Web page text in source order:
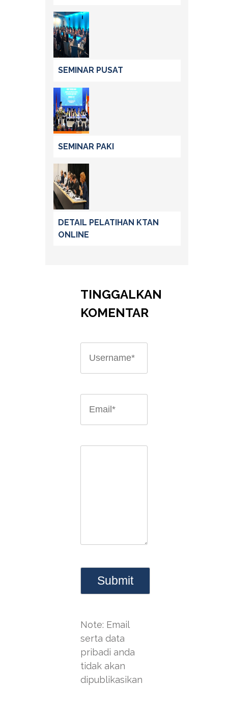
SEMINAR PUSAT
SEMINAR PAKI
DETAIL PELATIHAN KTAN
ONLINE
TINGGALKAN
KOMENTAR
Note: Email
serta data
pribadi anda
tidak akan
dipublikasikan